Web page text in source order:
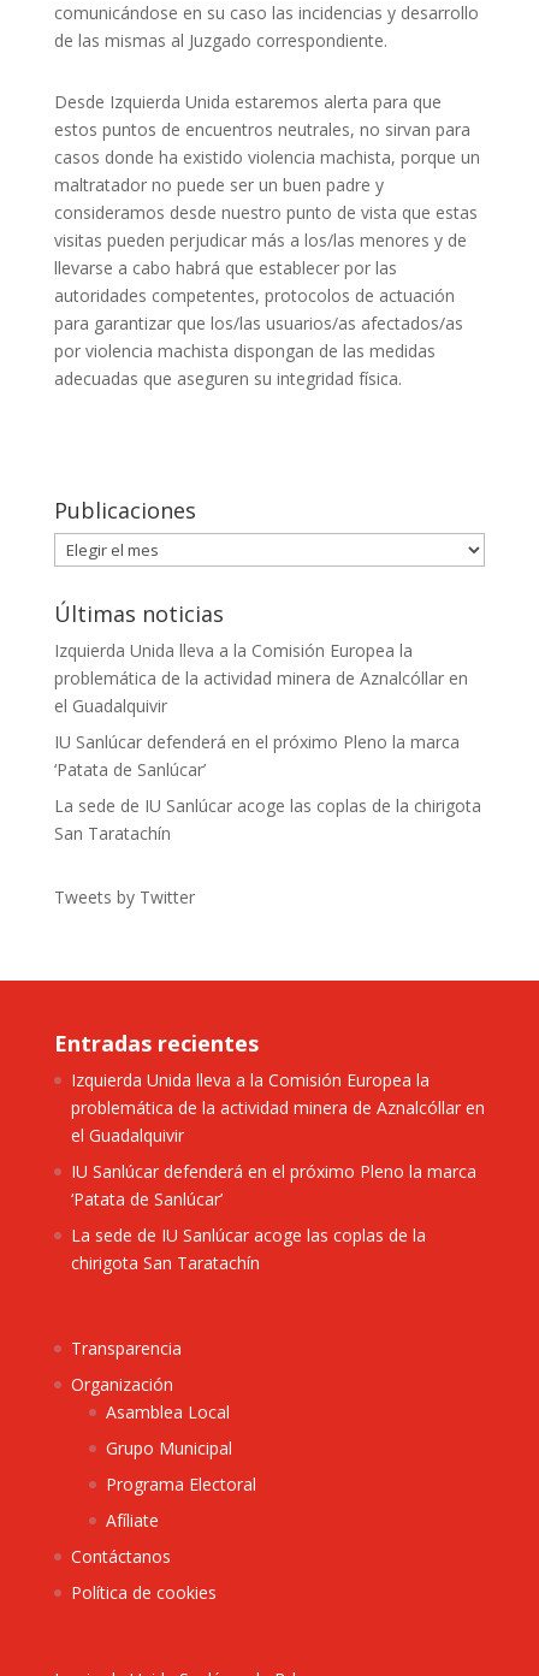
comunicándose en su caso las incidencias y desarrollo
de las mismas al Juzgado correspondiente.
Desde Izquierda Unida estaremos alerta para que
estos puntos de encuentros neutrales, no sirvan para
casos donde ha existido violencia machista, porque un
maltratador no puede ser un buen padre y
consideramos desde nuestro punto de vista que estas
visitas pueden perjudicar más a los/las menores y de
llevarse a cabo habrá que establecer por las
autoridades competentes, protocolos de actuación
para garantizar que los/las usuarios/as afectados/as
por violencia machista dispongan de las medidas
adecuadas que aseguren su integridad física.
Publicaciones
Publicaciones
Últimas noticias
Izquierda Unida lleva a la Comisión Europea la
problemática de la actividad minera de Aznalcóllar en
el Guadalquivir
IU Sanlúcar defenderá en el próximo Pleno la marca
‘Patata de Sanlúcar’
La sede de IU Sanlúcar acoge las coplas de la chirigota
San Taratachín
Tweets by Twitter
Entradas recientes
Izquierda Unida lleva a la Comisión Europea la
problemática de la actividad minera de Aznalcóllar en
el Guadalquivir
IU Sanlúcar defenderá en el próximo Pleno la marca
‘Patata de Sanlúcar’
La sede de IU Sanlúcar acoge las coplas de la
chirigota San Taratachín
Transparencia
Organización
Asamblea Local
Grupo Municipal
Programa Electoral
Afíliate
Contáctanos
Política de cookies